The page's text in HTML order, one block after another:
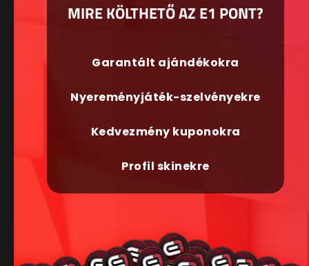
MIRE KÖLTHETŐ AZ E1 PONT?
Garantált ajándékokra
Nyereményjáték-szelvényekre
Kedvezmény kuponokra
Profil skinekre